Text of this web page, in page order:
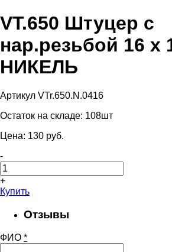
VT.650 Штуцер с
нар.резьбой 16 х
НИКЕЛЬ
Артикул VTr.650.N.0416
Остаток на складе: 108шт
Цена: 130 pуб.
-
+
Купить
Отзывы
ФИО *